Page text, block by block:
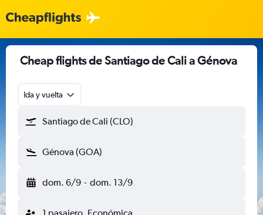
Cheap flights de Santiago de Cali a Génova
Ida y vuelta
Santiago de Cali (CLO)
Génova (GOA)
dom. 6/9 - dom. 13/9